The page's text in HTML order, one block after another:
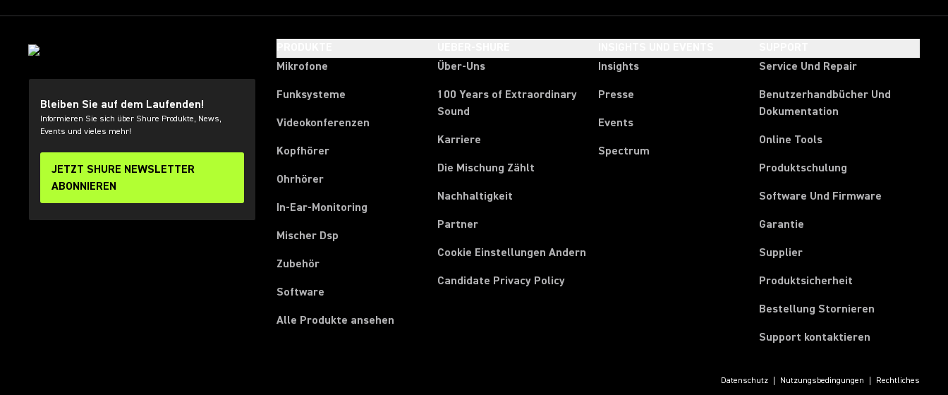
Bleiben Sie auf dem Laufenden!
Informieren Sie sich über Shure Produkte, News,
Events und vieles mehr!
JETZT SHURE NEWSLETTER
ABONNIEREN
Mikrofone
Funksysteme
Videokonferenzen
Kopfhörer
Ohrhörer
In-Ear-Monitoring
Mischer Dsp
Zubehör
Software
Alle Produkte ansehen
Über-Uns
100 Years of Extraordinary
Sound
Karriere
Die Mischung Zählt
Nachhaltigkeit
Partner
Cookie Einstellungen Andern
Candidate Privacy Policy
Insights
Presse
Events
Spectrum
Service Und Repair
Benutzerhandbücher Und
Dokumentation
Online Tools
Produktschulung
Software Und Firmware
Garantie
Supplier(Opens in a new tab)
Produktsicherheit
Bestellung Stornieren
Support kontaktieren
Datenschutz Nutzungsbedingungen Rechtliches